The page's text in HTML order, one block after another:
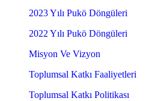
2023 Yılı Pukö Döngüleri
2022 Yılı Pukö Döngüleri
Misyon Ve Vizyon
Toplumsal Katkı Faaliyetleri
Toplumsal Katkı Politikası